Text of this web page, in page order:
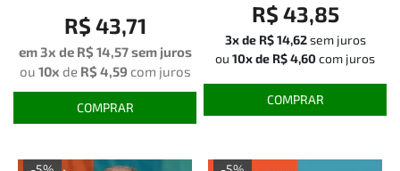
R$ 43,71
em 3x de R$ 14,57sem juros
ou 10x de R$ 4,59 com juros
COMPRAR
R$ 43,85
3x de R$ 14,62 sem juros
ou 10x de R$ 4,60com juros
COMPRAR